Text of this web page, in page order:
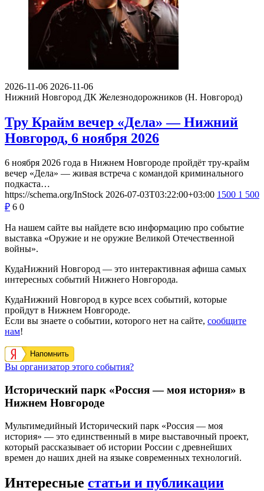
2026-11-06 2026-11-06
Нижний Новгород ДК Железнодорожников (Н. Новгород)
Тру Крайм вечер «Дела» — Нижний
Новгород, 6 ноября 2026
6 ноября 2026 года в Нижнем Новгороде пройдёт тру-крайм
вечер «Дела» — живая встреча с командой криминального
подкаста…
https://schema.org/InStock 2026-07-03T03:22:00+03:00 1500 1 500
₽ 6 0
На нашем сайте вы найдете всю информацию про событие
выставка «Оружие и не оружие Великой Отечественной
войны».
КудаНижний Новгород — это интерактивная афиша самых
интересных событий Нижнего Новгорода.
КудаНижний Новгород в курсе всех событий, которые
пройдут в Нижнем Новгороде.
Если вы знаете о событии, которого нет на сайте, сообщите
нам!
Напомнить
Вы организатор этого события?
Исторический парк «Россия — моя история» в
Нижнем Новгороде
Мультимедийный Исторический парк «Россия — моя
история» — это единственный в мире выставочный проект,
который рассказывает об истории России с древнейших
времен до наших дней на языке современных технологий.
Интересные статьи и публикации